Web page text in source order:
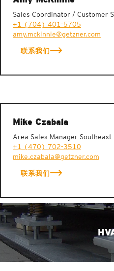
Sales Coordinator / Customer
+1 (704) 401-5705
amy.mckinnie@getzner.com
联系我们
Mike Czabala
Area Sales Manager Southeast
+1 (470) 702-3510
mike.czabala@getzner.com
联系我们